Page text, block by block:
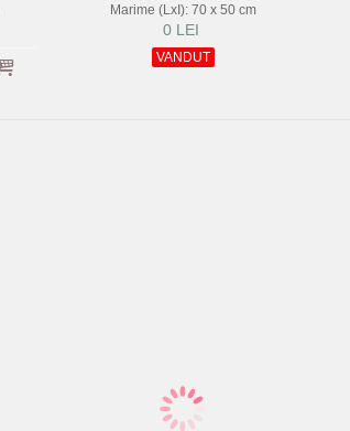
Marime (LxI): 70 x 50 cm
0 LEI
VANDUT